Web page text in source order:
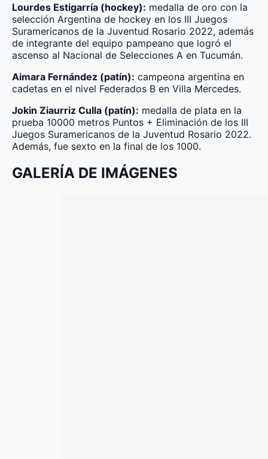
Lourdes Estigarría (hockey): medalla de oro con la
selección Argentina de hockey en los III Juegos
Suramericanos de la Juventud Rosario 2022, además
de integrante del equipo pampeano que logró el
ascenso al Nacional de Selecciones A en Tucumán.
Aimara Fernández (patín): campeona argentina en
cadetas en el nivel Federados B en Villa Mercedes.
Jokin Ziaurriz Culla (patín): medalla de plata en la
prueba 10000 metros Puntos + Eliminación de los III
Juegos Suramericanos de la Juventud Rosario 2022.
Además, fue sexto en la final de los 1000.
GALERÍA DE IMÁGENES